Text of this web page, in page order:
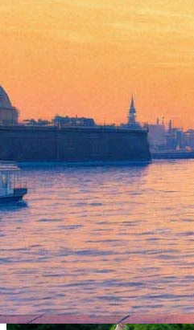
22 июля 2013,11:52 Версия
В "Юбилейном" начинается
прощание с лидером группы
Как сообщает корреспондент
церемонии собралось около 500
публика лет 15-25-ти. На табло
приходящих встречает
Гроб стоит в фойе, а не на сцене,
Группа запретила любую съемку
так и журналистам.